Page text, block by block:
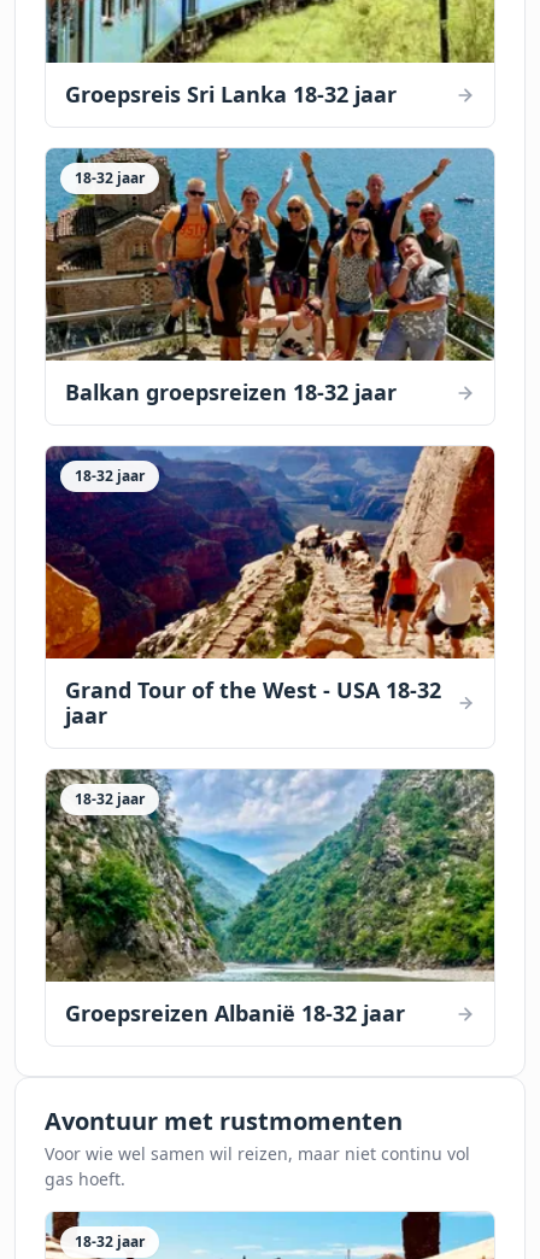
Groepsreis Sri Lanka 18-32 jaar
18-32 jaar
Balkan groepsreizen 18-32 jaar
18-32 jaar
Grand Tour of the West - USA 18-32
jaar
18-32 jaar
Groepsreizen Albanië 18-32 jaar
Avontuur met rustmomenten
Voor wie wel samen wil reizen, maar niet continu vol
gas hoeft.
18-32 jaar